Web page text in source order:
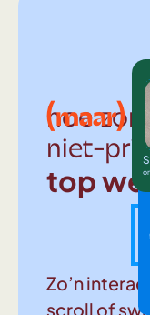
(maar)
hoe
niet-
top
Zo’n
scroll of